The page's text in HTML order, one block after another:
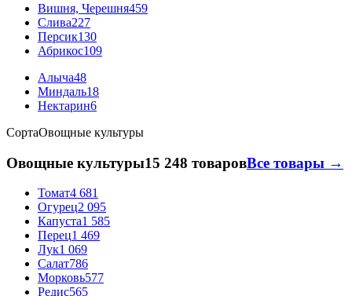
Вишня, Черешня459
Слива227
Персик130
Абрикос109
Алыча48
Миндаль18
Нектарин6
СортаОвощные культуры
Овощные культуры15 248 товаровВсе товары →
Томат4 681
Огурец2 095
Капуста1 585
Перец1 469
Лук1 069
Салат786
Морковь577
Редис565